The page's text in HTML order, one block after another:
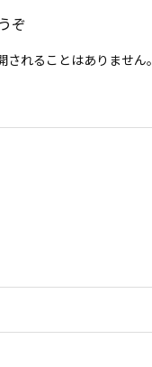
ぞ
されることはありません。